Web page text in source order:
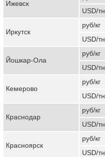
Ижевск
USD/тн
Иркутск
руб/кг
USD/тн
Йошкар-Ола
руб/кг
USD/тн
Кемерово
руб/кг
USD/тн
Краснодар
руб/кг
USD/тн
Красноярск
руб/кг
USD/тн